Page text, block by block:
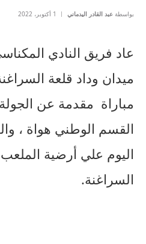
بواسطة عبد القادر اليدماني 1 أكتوبر، 2022
عاد فريق النادي
مباراة مقدمة عن
القسم الوطني هواة ،
اليوم علي أرضية الملعب
السراغنة.